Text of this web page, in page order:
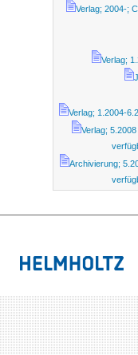
Verlag; 2004-;
Verlag;
Verlag; 1.2004-
Verlag;
Archivierung;